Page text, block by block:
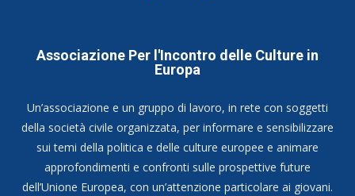
Associazione Per l'Incontro delle Culture in
Europa
Un’associazione e un gruppo di lavoro, in rete con soggetti
della società civile organizzata, per informare e sensibilizzare
sui temi della politica e delle culture europee e animare
approfondimenti e confronti sulle prospettive future
dell’Unione Europea, con un’attenzione particolare ai giovani.